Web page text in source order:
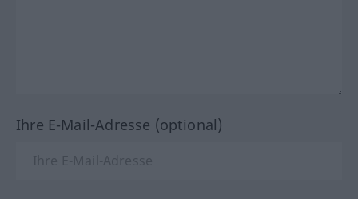
Ihre E-Mail-Adresse (optional)